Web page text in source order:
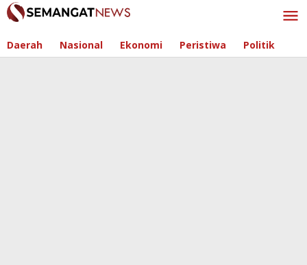
Skip
to
Daerah Nasional Ekonomi Peristiwa Politik